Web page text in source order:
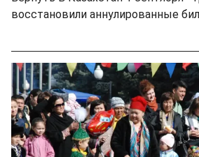
восстановили аннулированные